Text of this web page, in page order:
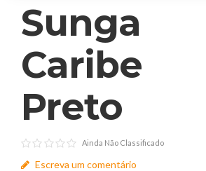
Sunga
Caribe
Preto
Ainda Não Classificado
Escreva um comentário